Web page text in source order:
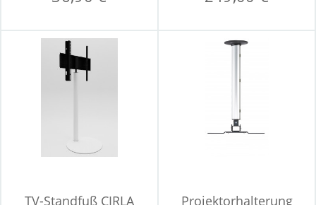
TV-Standfuß CIRLA
Projektorhalterung